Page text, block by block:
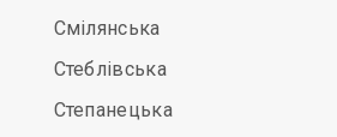
Смілянська
Стеблівська
Степанецька